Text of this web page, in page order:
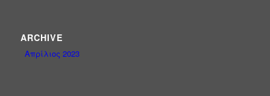
ARCHIVE
Απρίλιος 2023